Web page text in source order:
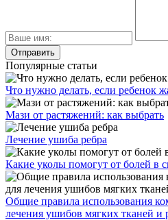
Популярные статьи
Что нужно делать, если ребенок
Мази от растяжений: как выбрать
Лечение ушиба ребра
Какие уколы помогут от болей в
Общие правила использования
лечения ушибов мягких тканей и